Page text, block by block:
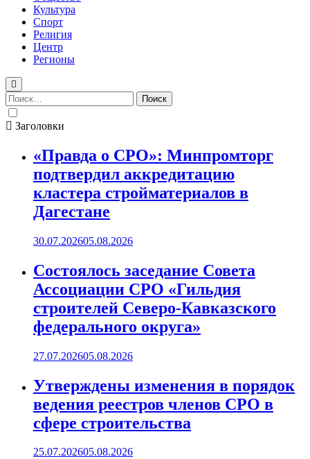
Культура
Спорт
Религия
Центр
Регионы
Найти:
Заголовки
«Правда о СРО»: Минпромторг
подтвердил аккредитацию
кластера стройматериалов в
Дагестане
30.07.202605.08.2026
Состоялось заседание Совета
Ассоциации СРО «Гильдия
строителей Северо-Кавказского
федерального округа»
27.07.202605.08.2026
Утверждены изменения в порядок
ведения реестров членов СРО в
сфере строительства
25.07.202605.08.2026